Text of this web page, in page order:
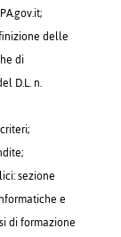
delle
di
D.L. n.
sezione
e
di formazione